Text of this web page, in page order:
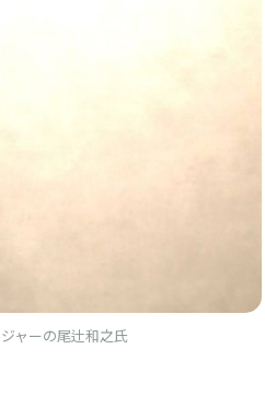
ャーの尾辻和之氏